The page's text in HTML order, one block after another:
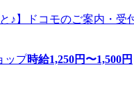
と♪】ドコモのご案内・受
ップ時給1,250円〜1,500円